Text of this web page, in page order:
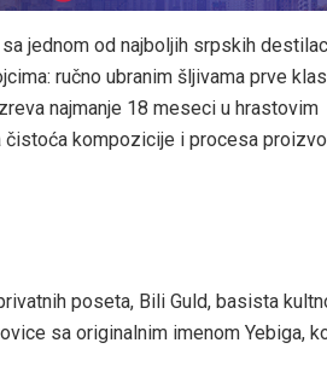
sa jednom od najboljih srpskih
ručno ubranim šljivama prve
najmanje 18 meseci u hrastovim
čistoća kompozicije i procesa
poseta, Bili Guld, basista
sa originalnim imenom Yebiga,